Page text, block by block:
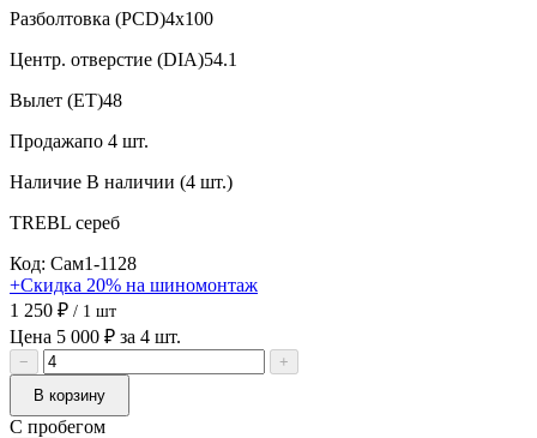
Разболтовка (PCD)4x100
Центр. отверстие (DIA)54.1
Вылет (ET)48
Продажапо 4 шт.
Наличие В наличии (4 шт.)
TREBL сереб
Код: Сам1-1128
+Скидка 20% на шиномонтаж
1 250 ₽ / 1 шт
Цена 5 000 ₽ за 4 шт.
−
+
В корзину
С пробегом